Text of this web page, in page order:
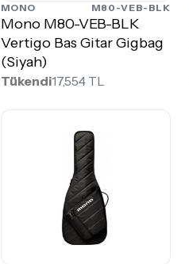
MONO M80-VEB-BLK
Mono M80-VEB-BLK
Vertigo Bas Gitar Gigbag
(Siyah)
Tükendi17,554 TL